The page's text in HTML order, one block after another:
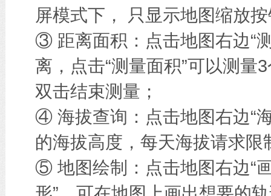
屏模式下， 只显示地图缩放
③ 距离面积：点击地图右边“
离，点击“测量面积”可以测量
双击结束测量；
④ 海拔查询：点击地图右边“
的海拔高度，每天海拔请求
⑤ 地图绘制：点击地图右边“画